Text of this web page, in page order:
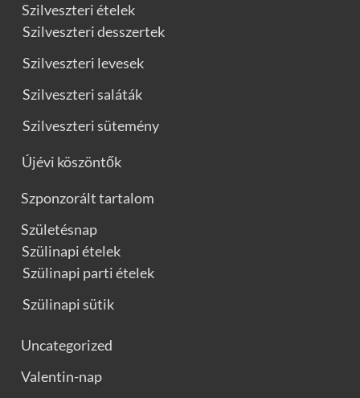
Szilveszteri ételek
Szilveszteri desszertek
Szilveszteri levesek
Szilveszteri saláták
Szilveszteri sütemény
Újévi köszöntők
Szponzorált tartalom
Születésnap
Szülinapi ételek
Szülinapi parti ételek
Szülinapi sütik
Uncategorized
Valentin-nap